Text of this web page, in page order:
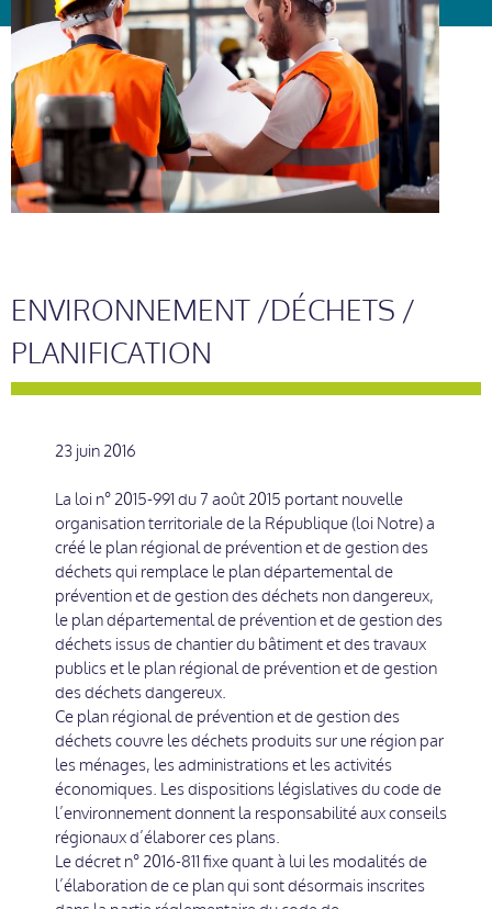
ENVIRONNEMENT /DÉCHETS /
PLANIFICATION
23 juin 2016
La loi n° 2015-991 du 7 août 2015 portant nouvelle
organisation territoriale de la République (loi Notre) a
créé le plan régional de prévention et de gestion des
déchets qui remplace le plan départemental de
prévention et de gestion des déchets non dangereux,
le plan départemental de prévention et de gestion des
déchets issus de chantier du bâtiment et des travaux
publics et le plan régional de prévention et de gestion
des déchets dangereux.
Ce plan régional de prévention et de gestion des
déchets couvre les déchets produits sur une région par
les ménages, les administrations et les activités
économiques. Les dispositions législatives du code de
l’environnement donnent la responsabilité aux conseils
régionaux d’élaborer ces plans.
Le décret n° 2016-811 fixe quant à lui les modalités de
l’élaboration de ce plan qui sont désormais inscrites